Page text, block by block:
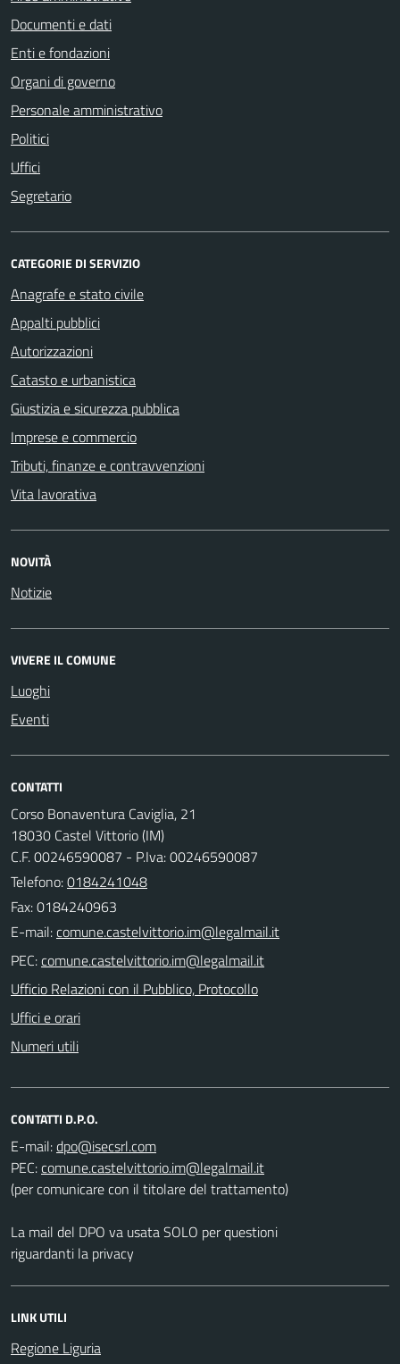
Documenti e dati
Enti e fondazioni
Organi di governo
Personale amministrativo
Politici
Uffici
Segretario
CATEGORIE DI SERVIZIO
Anagrafe e stato civile
Appalti pubblici
Autorizzazioni
Catasto e urbanistica
Giustizia e sicurezza pubblica
Imprese e commercio
Tributi, finanze e contravvenzioni
Vita lavorativa
NOVITÀ
Notizie
VIVERE IL COMUNE
Luoghi
Eventi
CONTATTI
Corso Bonaventura Caviglia, 21
18030 Castel Vittorio (IM)
C.F. 00246590087 - P.Iva: 00246590087
Telefono:0184241048
Fax: 0184240963
E-mail:
PEC:
Ufficio Relazioni con il Pubblico, Protocollo
Uffici e orari
Numeri utili
CONTATTI D.P.O.
E-mail:
PEC:
(per comunicare con il titolare del trattamento)
La mail del DPO va usata SOLO per questioni
riguardanti la privacy
LINK UTILI
Regione Liguria